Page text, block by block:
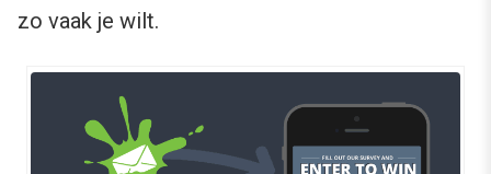
zo vaak je wilt.